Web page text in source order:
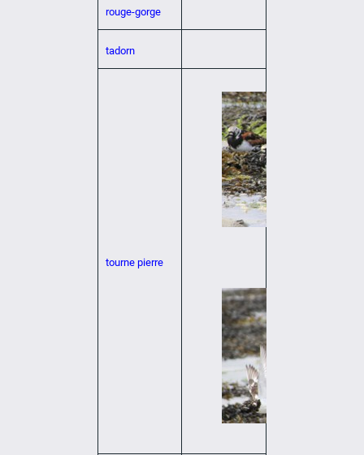
rouge-gorge
tadorn
tourne pierre